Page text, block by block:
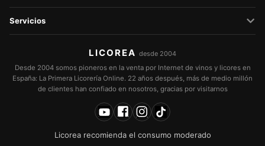
Servicios
LICOREA desde 2004
Desde 2004 somos pioneros en la venta por Internet de vinos y licores en
España: La Primera Licorería Online. 22 años después, más de medio millón
de clientes han confiado en nosotros, gracias por visitarnos
Licorea recomienda el consumo moderado